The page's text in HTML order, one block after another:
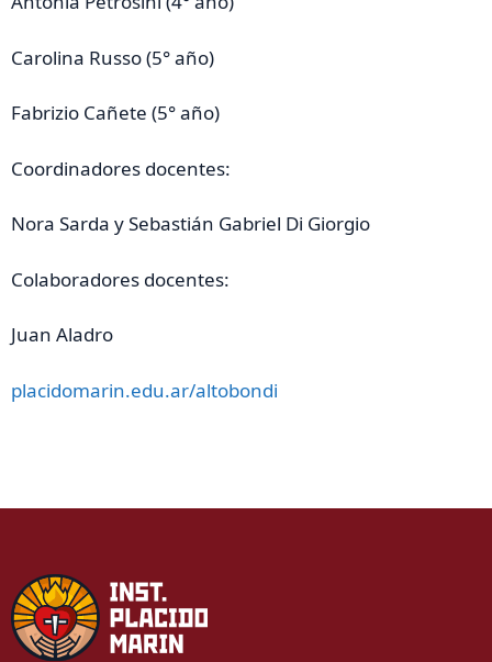
Carolina Russo (5° año)
Fabrizio Cañete (5° año)
Coordinadores docentes:
Nora Sarda y Sebastián Gabriel Di Giorgio
Colaboradores docentes:
Juan Aladro
placidomarin.edu.ar/altobondi